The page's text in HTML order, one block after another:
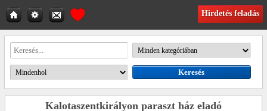
Hirdetés feladás
Kalotaszentkirályon paraszt ház eladó